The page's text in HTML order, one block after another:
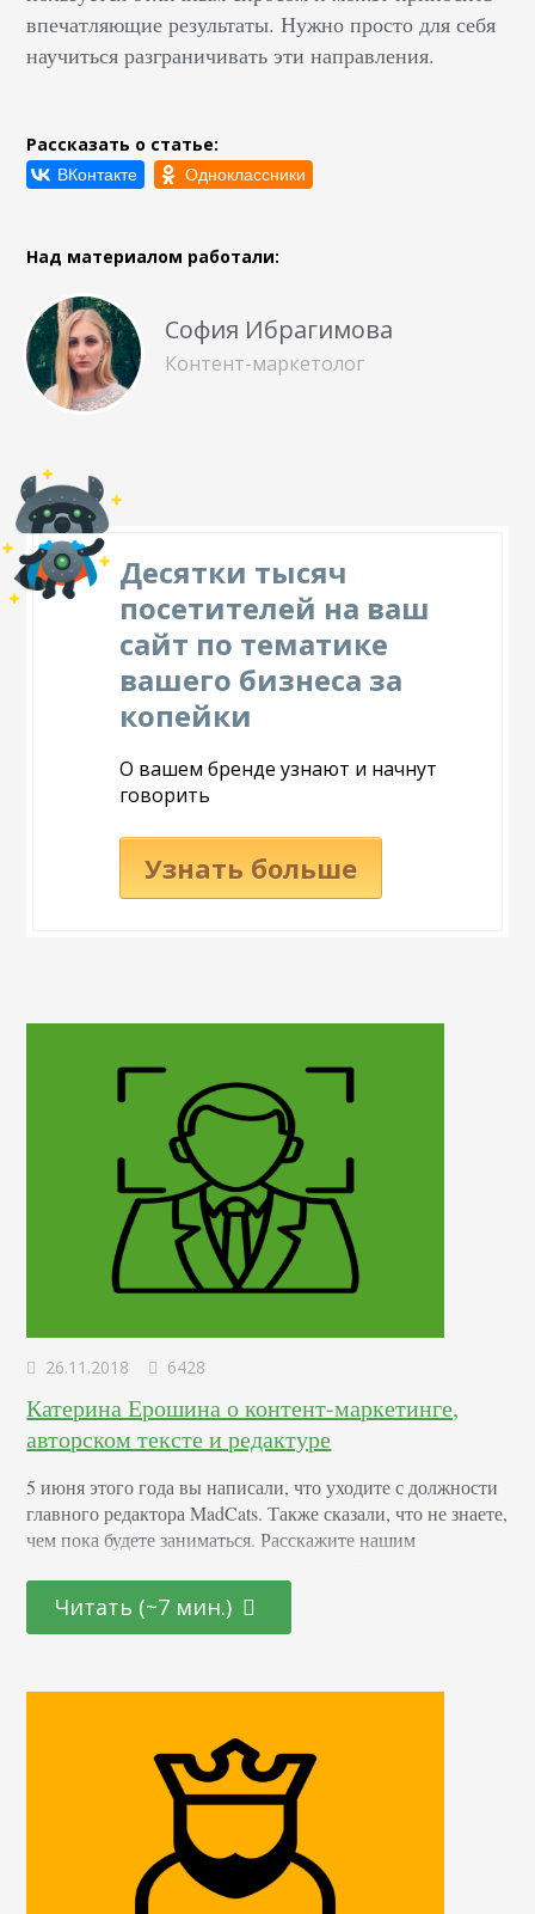
впечатляющие результаты. Нужно просто для себя
научиться разграничивать эти направления.
Рассказать о статье:
Над материалом работали:
София Ибрагимова
Контент-маркетолог
Десятки тысяч
посетителей на ваш
сайт по тематике
вашего бизнеса за
копейки
О вашем бренде узнают и начнут
говорить
Узнать больше
26.11.2018 6428
Катерина Ерошина о контент-маркетинге,
авторском тексте и редактуре
5 июня этого года вы написали, что уходите с должности
главного редактора MadCats. Также сказали, что не знаете,
чем пока будете заниматься. Расскажите нашим
2018 — я редактор в PromoPult.ru. Делаю блог, занимаюсь
промо материалами и прочими делами с контентом. Я
Читать (~7 мин.)